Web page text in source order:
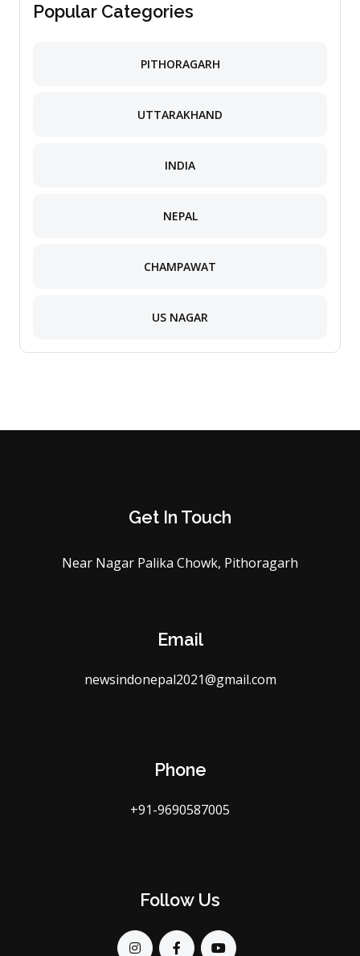
Popular Categories
PITHORAGARH
UTTARAKHAND
INDIA
NEPAL
CHAMPAWAT
US NAGAR
Get In Touch
Near Nagar Palika Chowk, Pithoragarh
Email
newsindonepal2021@gmail.com
Phone
+91-9690587005
Follow Us